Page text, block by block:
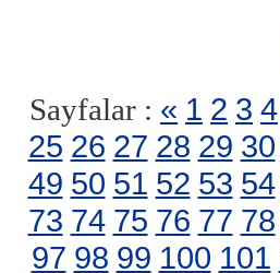
Sayfalar : « 1 2 3 4
25 26 27 28 29 30
49 50 51 52 53 54
73 74 75 76 77 78
97 98 99 100 101